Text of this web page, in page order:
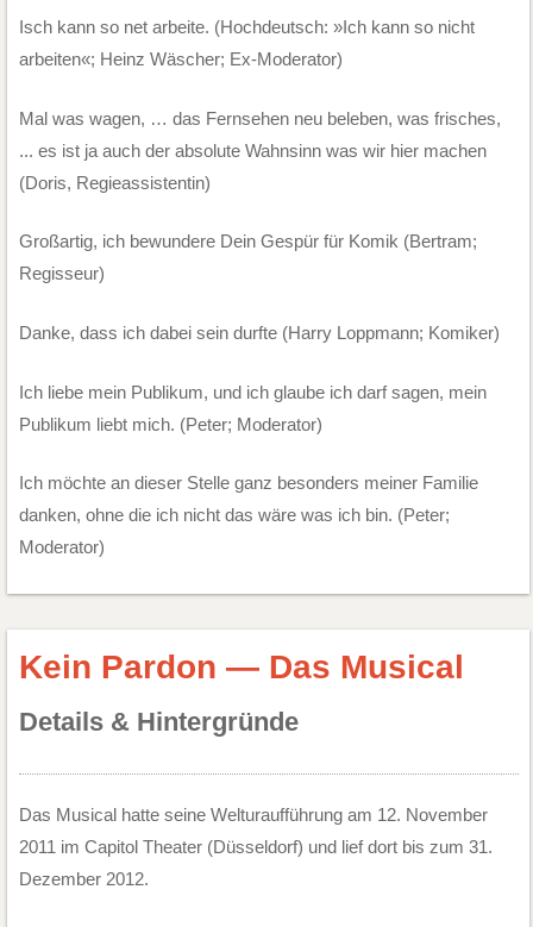
Isch kann so net arbeite. (Hochdeutsch:
Ich kann so nicht
arbeiten ; Heinz Wäscher; Ex-Moderator)
Mal was wagen, … das Fernsehen neu beleben, was frisches,
... es ist ja auch der absolute Wahnsinn was wir hier machen
(Doris, Regieassistentin)
Großartig, ich bewundere Dein Gespür für Komik (Bertram;
Regisseur)
Danke, dass ich dabei sein durfte (Harry Loppmann; Komiker)
Ich liebe mein Publikum, und ich glaube ich darf sagen, mein
Publikum liebt mich. (Peter; Moderator)
Ich möchte an dieser Stelle ganz besonders meiner Familie
danken, ohne die ich nicht das wäre was ich bin. (Peter;
Moderator)
Kein Pardon — Das Musical
Details & Hintergründe
Das Musical hatte seine Welturaufführung am 12. November
2011 im Capitol Theater (Düsseldorf) und lief dort bis zum 31.
Dezember 2012.